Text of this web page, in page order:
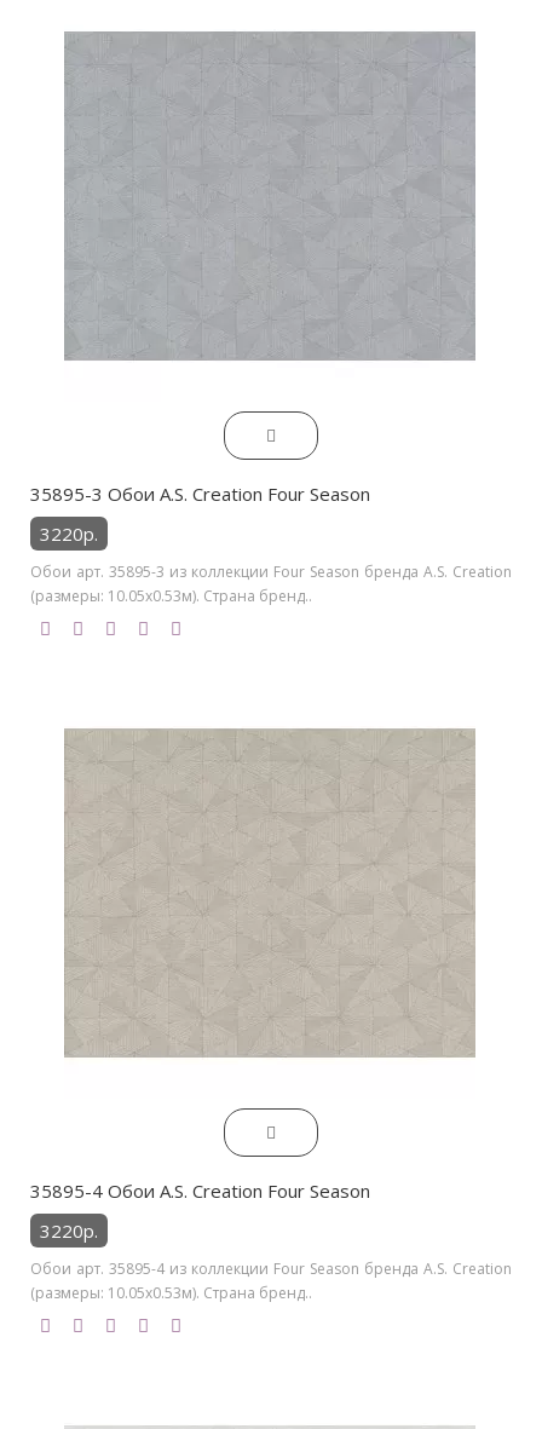
35895-3 Обои A.S. Creation Four Season
3220р.
Обои арт. 35895-3 из коллекции Four Season бренда A.S. Creation
(размеры: 10.05х0.53м). Страна бренд..
35895-4 Обои A.S. Creation Four Season
3220р.
Обои арт. 35895-4 из коллекции Four Season бренда A.S. Creation
(размеры: 10.05х0.53м). Страна бренд..